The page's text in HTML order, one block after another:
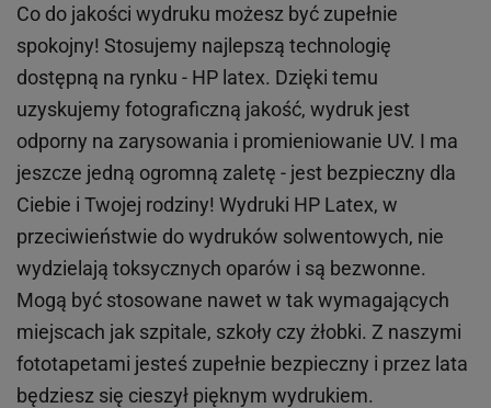
Co do jakości wydruku możesz być zupełnie
spokojny! Stosujemy najlepszą technologię
dostępną na rynku - HP latex. Dzięki temu
uzyskujemy fotograficzną jakość, wydruk jest
odporny na zarysowania i promieniowanie UV. I ma
jeszcze jedną ogromną zaletę - jest bezpieczny dla
Ciebie i Twojej rodziny! Wydruki HP Latex, w
przeciwieństwie do wydruków solwentowych, nie
wydzielają toksycznych oparów i są bezwonne.
Mogą być stosowane nawet w tak wymagających
miejscach jak szpitale, szkoły czy żłobki. Z naszymi
fototapetami jesteś zupełnie bezpieczny i przez lata
będziesz się cieszył pięknym wydrukiem.